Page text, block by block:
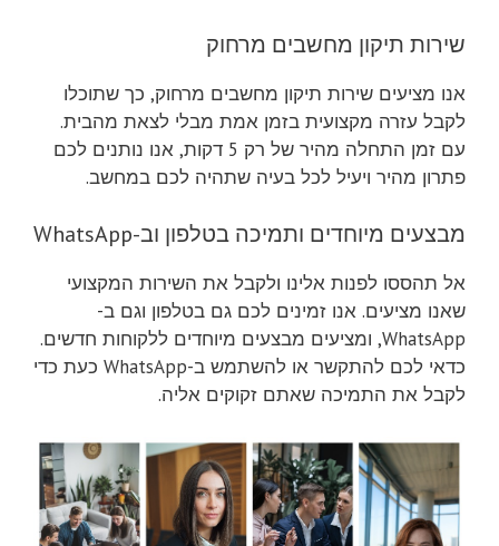
שירות תיקון מחשבים מרחוק
אנו מציעים שירות תיקון מחשבים מרחוק, כך שתוכלו
לקבל עזרה מקצועית בזמן אמת מבלי לצאת מהבית.
עם זמן התחלה מהיר של רק 5 דקות, אנו נותנים לכם
פתרון מהיר ויעיל לכל בעיה שתהיה לכם במחשב.
מבצעים מיוחדים ותמיכה בטלפון וב-WhatsApp
אל תהססו לפנות אלינו ולקבל את השירות המקצועי
שאנו מציעים. אנו זמינים לכם גם בטלפון וגם ב-
WhatsApp, ומציעים מבצעים מיוחדים ללקוחות חדשים.
כדאי לכם להתקשר או להשתמש ב-WhatsApp כעת כדי
לקבל את התמיכה שאתם זקוקים אליה.